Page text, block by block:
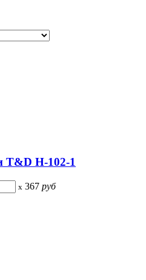
T&D H-102-1
x 367 руб